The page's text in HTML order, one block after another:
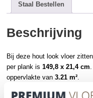
Staal Bestellen
Beschrijving
Bij deze hout look vloer
per plank is149,8 x 21,4 cm
oppervlakte van3.21 m²